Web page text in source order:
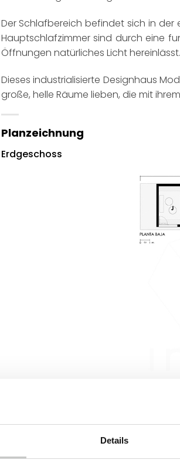
Details
Der Schlafbereich befindet sich in der
Hauptschlafzimmer sind durch eine
Öffnungen natürliches Licht hereinlässt.
Dieses industrialisierte Designhaus
große, helle Räume lieben, die mit
Planzeichnung
Erdgeschoss
Obergeschoss